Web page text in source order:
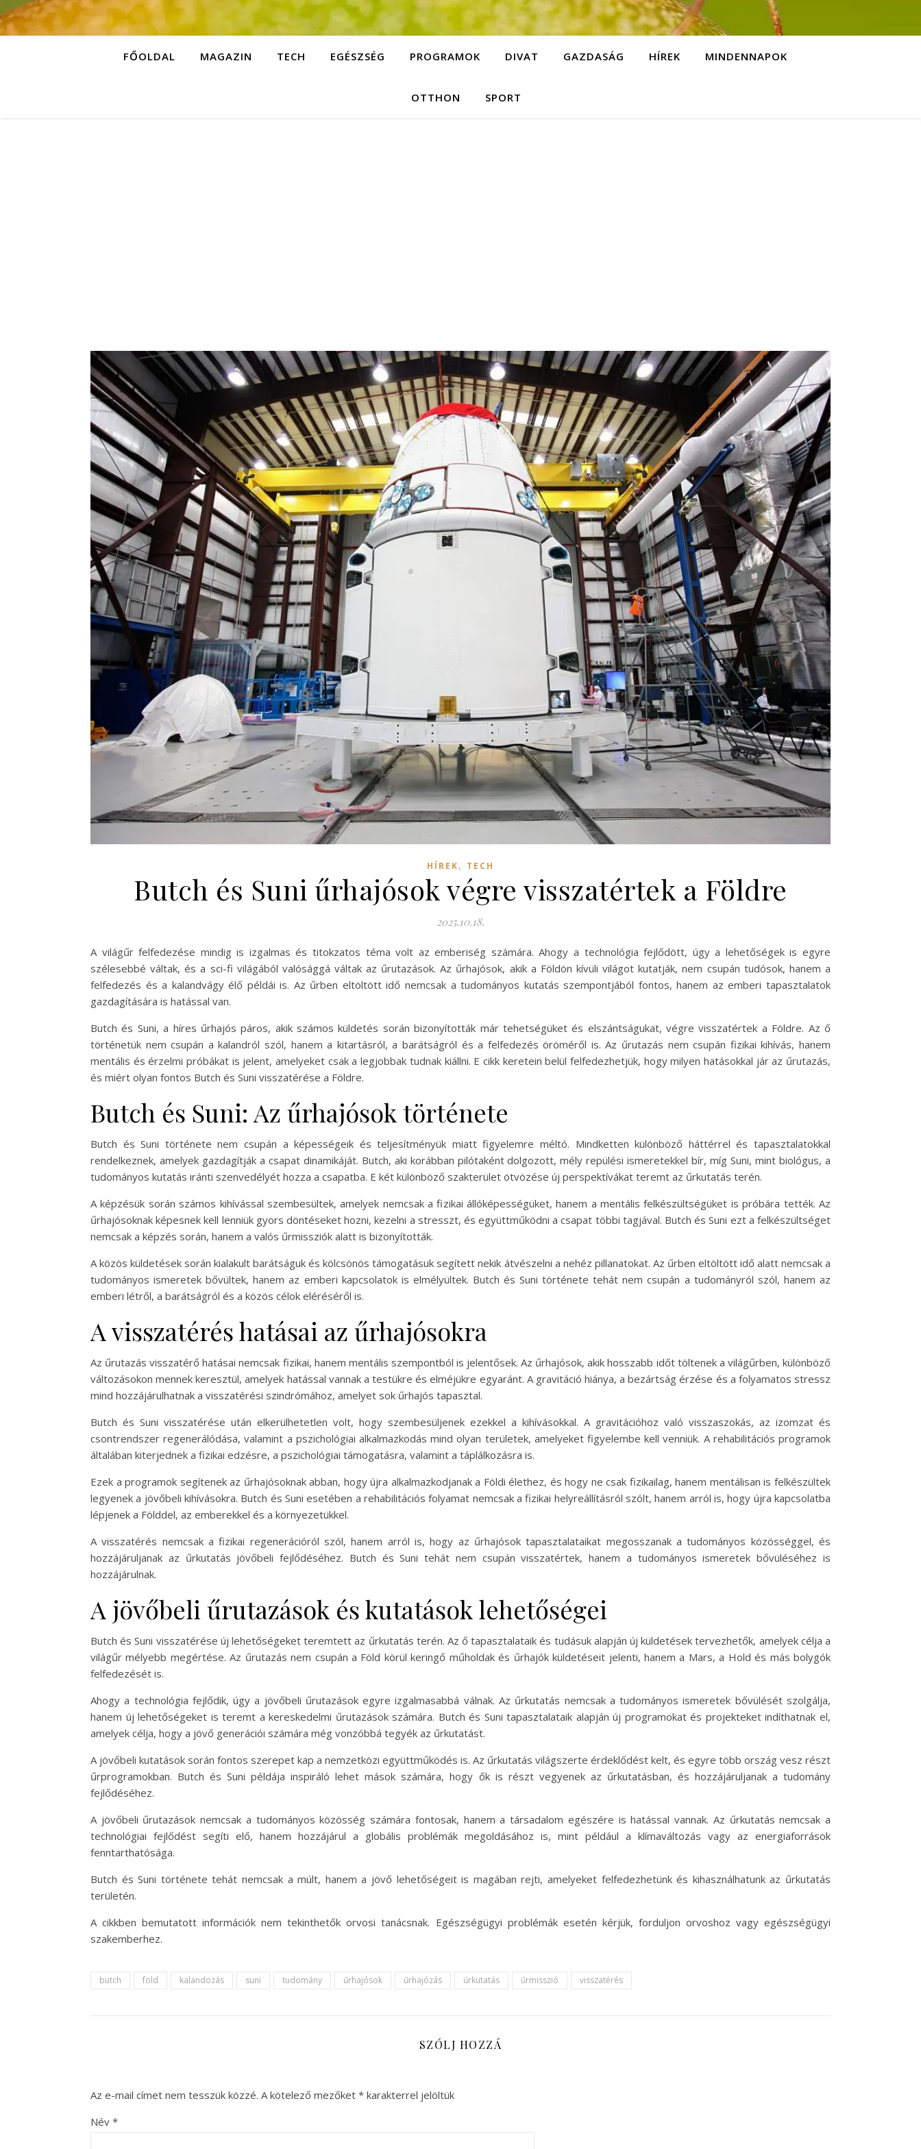
FŐOLDAL MAGAZIN TECH EGÉSZSÉG PROGRAMOK DIVAT GAZDASÁG HÍREK MINDENNAPOK
OTTHON SPORT
HÍREK, TECH
Butch és Suni űrhajósok végre visszatértek a Földre
2025.10.18.
A világűr felfedezése mindig is izgalmas és titokzatos téma volt az emberiség számára. Ahogy a technológia fejlődött, úgy a lehetőségek is egyre
szélesebbé váltak, és a sci-fi világából valósággá váltak az űrutazások. Az űrhajósok, akik a Földön kívüli világot kutatják, nem csupán tudósok, hanem a
felfedezés és a kalandvágy élő példái is. Az űrben eltöltött idő nemcsak a tudományos kutatás szempontjából fontos, hanem az emberi tapasztalatok
gazdagítására is hatással van.
Butch és Suni, a híres űrhajós páros, akik számos küldetés során bizonyították már tehetségüket és elszántságukat, végre visszatértek a Földre. Az ő
történetük nem csupán a kalandról szól, hanem a kitartásról, a barátságról és a felfedezés öröméről is. Az űrutazás nem csupán fizikai kihívás, hanem
mentális és érzelmi próbákat is jelent, amelyeket csak a legjobbak tudnak kiállni. E cikk keretein belül felfedezhetjük, hogy milyen hatásokkal jár az űrutazás,
és miért olyan fontos Butch és Suni visszatérése a Földre.
Butch és Suni: Az űrhajósok története
Butch és Suni története nem csupán a képességeik és teljesítményük miatt figyelemre méltó. Mindketten különböző háttérrel és tapasztalatokkal
rendelkeznek, amelyek gazdagítják a csapat dinamikáját. Butch, aki korábban pilótaként dolgozott, mély repülési ismeretekkel bír, míg Suni, mint biológus, a
tudományos kutatás iránti szenvedélyét hozza a csapatba. E két különböző szakterület ötvözése új perspektívákat teremt az űrkutatás terén.
A képzésük során számos kihívással szembesültek, amelyek nemcsak a fizikai állóképességüket, hanem a mentális felkészültségüket is próbára tették. Az
űrhajósoknak képesnek kell lenniük gyors döntéseket hozni, kezelni a stresszt, és együttműködni a csapat többi tagjával. Butch és Suni ezt a felkészültséget
nemcsak a képzés során, hanem a valós űrmissziók alatt is bizonyították.
A közös küldetések során kialakult barátságuk és kölcsönös támogatásuk segített nekik átvészelni a nehéz pillanatokat. Az űrben eltöltött idő alatt nemcsak a
tudományos ismeretek bővültek, hanem az emberi kapcsolatok is elmélyültek. Butch és Suni története tehát nem csupán a tudományról szól, hanem az
emberi létről, a barátságról és a közös célok eléréséről is.
A visszatérés hatásai az űrhajósokra
Az űrutazás visszatérő hatásai nemcsak fizikai, hanem mentális szempontból is jelentősek. Az űrhajósok, akik hosszabb időt töltenek a világűrben, különböző
változásokon mennek keresztül, amelyek hatással vannak a testükre és elméjükre egyaránt. A gravitáció hiánya, a bezártság érzése és a folyamatos stressz
mind hozzájárulhatnak a visszatérési szindrómához, amelyet sok űrhajós tapasztal.
Butch és Suni visszatérése után elkerülhetetlen volt, hogy szembesüljenek ezekkel a kihívásokkal. A gravitációhoz való visszaszokás, az izomzat és
csontrendszer regenerálódása, valamint a pszichológiai alkalmazkodás mind olyan területek, amelyeket figyelembe kell venniük. A rehabilitációs programok
általában kiterjednek a fizikai edzésre, a pszichológiai támogatásra, valamint a táplálkozásra is.
Ezek a programok segítenek az űrhajósoknak abban, hogy újra alkalmazkodjanak a Földi élethez, és hogy ne csak fizikailag, hanem mentálisan is felkészültek
legyenek a jövőbeli kihívásokra. Butch és Suni esetében a rehabilitációs folyamat nemcsak a fizikai helyreállításról szólt, hanem arról is, hogy újra kapcsolatba
lépjenek a Földdel, az emberekkel és a környezetükkel.
A visszatérés nemcsak a fizikai regenerációról szól, hanem arról is, hogy az űrhajósok tapasztalataikat megosszanak a tudományos közösséggel, és
hozzájáruljanak az űrkutatás jövőbeli fejlődéséhez. Butch és Suni tehát nem csupán visszatértek, hanem a tudományos ismeretek bővüléséhez is
hozzájárulnak.
A jövőbeli űrutazások és kutatások lehetőségei
Butch és Suni visszatérése új lehetőségeket teremtett az űrkutatás terén. Az ő tapasztalataik és tudásuk alapján új küldetések tervezhetők, amelyek célja a
világűr mélyebb megértése. Az űrutazás nem csupán a Föld körül keringő műholdak és űrhajók küldetéseit jelenti, hanem a Mars, a Hold és más bolygók
felfedezését is.
Ahogy a technológia fejlődik, úgy a jövőbeli űrutazások egyre izgalmasabbá válnak. Az űrkutatás nemcsak a tudományos ismeretek bővülését szolgálja,
hanem új lehetőségeket is teremt a kereskedelmi űrutazások számára. Butch és Suni tapasztalataik alapján új programokat és projekteket indíthatnak el,
amelyek célja, hogy a jövő generációi számára még vonzóbbá tegyék az űrkutatást.
A jövőbeli kutatások során fontos szerepet kap a nemzetközi együttműködés is. Az űrkutatás világszerte érdeklődést kelt, és egyre több ország vesz részt
űrprogramokban. Butch és Suni példája inspiráló lehet mások számára, hogy ők is részt vegyenek az űrkutatásban, és hozzájáruljanak a tudomány
fejlődéséhez.
A jövőbeli űrutazások nemcsak a tudományos közösség számára fontosak, hanem a társadalom egészére is hatással vannak. Az űrkutatás nemcsak a
technológiai fejlődést segíti elő, hanem hozzájárul a globális problémák megoldásához is, mint például a klímaváltozás vagy az energiaforrások
fenntarthatósága.
Butch és Suni története tehát nemcsak a múlt, hanem a jövő lehetőségeit is magában rejti, amelyeket felfedezhetünk és kihasználhatunk az űrkutatás
területén.
A cikkben bemutatott információk nem tekinthetők orvosi tanácsnak. Egészségügyi problémák esetén kérjük, forduljon orvoshoz vagy egészségügyi
szakemberhez.
butch föld kalandozás suni tudomány űrhajósok űrhajózás űrkutatás űrmisszió visszatérés
SZÓLJ HOZZÁ
Az e-mail címet nem tesszük közzé. A kötelező mezőket * karakterrel jelöltük
Név *